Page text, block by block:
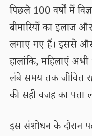
पिछले 100 वर्षों में
बीमारियों का इलाज
लगाए गए हैं। इससे
हालांकि, महिलाएं
लंबे समय तक जीवित
की सही वजह का पता
इस संशोधन के दौरान